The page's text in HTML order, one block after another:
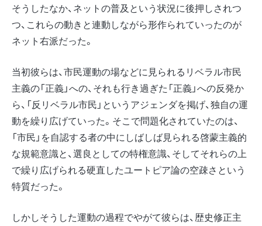
そうしたなか、ネットの普及という状況に後押しされつ
つ、これらの動きと連動しながら形作られていったのが
ネット右派だった。
当初彼らは、市民運動の場などに見られるリベラル市民
主義の「正義」への、それも行き過ぎた「正義」への反発か
ら、「反リベラル市民」というアジェンダを掲げ、独自の運
動を繰り広げていった。そこで問題化されていたのは、
「市民」を自認する者の中にしばしば見られる啓蒙主義的
な規範意識と、選良としての特権意識、そしてそれらの上
で繰り広げられる硬直したユートピア論の空疎さという
特質だった。
しかしそうした運動の過程でやがて彼らは、歴史修正主